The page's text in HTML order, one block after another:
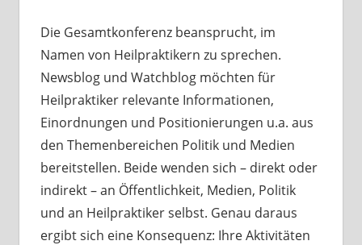
Die Gesamtkonferenz beansprucht, im
Namen von Heilpraktikern zu sprechen.
Newsblog und Watchblog möchten für
Heilpraktiker relevante Informationen,
Einordnungen und Positionierungen u.a. aus
den Themenbereichen Politik und Medien
bereitstellen. Beide wenden sich – direkt oder
indirekt – an Öffentlichkeit, Medien, Politik
und an Heilpraktiker selbst. Genau daraus
ergibt sich eine Konsequenz: Ihre Aktivitäten